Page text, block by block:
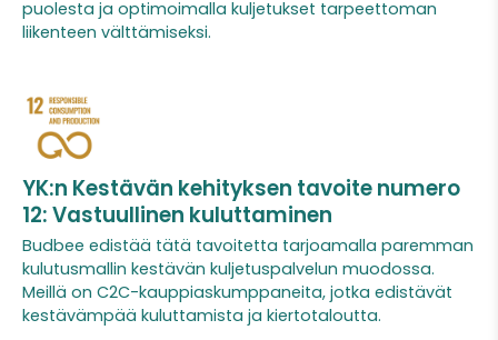
puolesta ja optimoimalla kuljetukset tarpeettoman
liikenteen välttämiseksi.
YK:n Kestävän kehityksen tavoite numero
12: Vastuullinen kuluttaminen
Budbee edistää tätä tavoitetta tarjoamalla paremman
kulutusmallin kestävän kuljetuspalvelun muodossa.
Meillä on C2C-kauppiaskumppaneita, jotka edistävät
kestävämpää kuluttamista ja kiertotaloutta.